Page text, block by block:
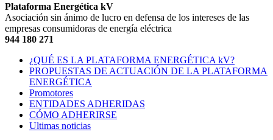
Plataforma Energética kV
Asociación sin ánimo de lucro en defensa de los intereses de las
empresas consumidoras de energía eléctrica
944 180 271
¿QUÉ ES LA PLATAFORMA ENERGÉTICA kV?
PROPUESTAS DE ACTUACIÓN DE LA PLATAFORMA
ENERGÉTICA
Promotores
ENTIDADES ADHERIDAS
CÓMO ADHERIRSE
Ultimas noticias